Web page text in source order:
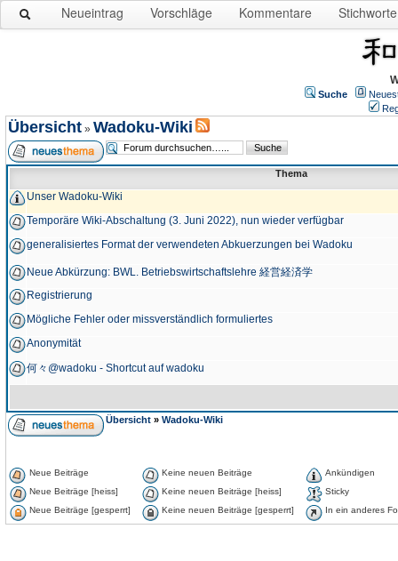
Neueintrag Vorschläge Kommentare Stichworte
Suche
Übersicht » Wadoku-Wiki
Thema
Unser Wadoku-Wiki
Temporäre Wiki-Abschaltung (3. Juni 2022), nun wieder verfügbar
generalisiertes Format der verwendeten Abkuerzungen bei Wadoku
Neue Abkürzung: BWL. Betriebswirtschaftslehre 経営経済学
Registrierung
Mögliche Fehler oder missverständlich formuliertes
Anonymität
何々@wadoku - Shortcut auf wadoku
Übersicht » Wadoku-Wiki
Neue Beiträge Keine neuen Beiträge
Ankündigen
Neue Beiträge [heiss]
Keine neuen Beiträge [heiss]
Sticky
Neue Beiträge [gesperrt]
Keine neuen Beiträge [gesperrt] In ein anderes